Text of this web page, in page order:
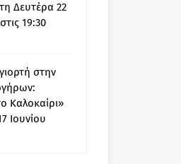
Δευτέρα 22
19:30
στην
Καλοκαίρι»
Ιουνίου